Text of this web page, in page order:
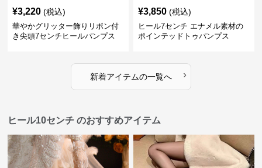
¥3,220 (税込)
華やかグリッター飾りリボン付
き尖頭7センチヒールパンプス
¥3,850 (税込)
ヒール7センチ エナメル素材の
ポインテッドトゥパンプス
新着アイテムの一覧へ ›
ヒール10センチ のおすすめアイテム